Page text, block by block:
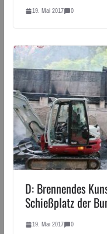
19. Mai 2017 0
D: Brennendes
Schießplatz der
19. Mai 2017 0